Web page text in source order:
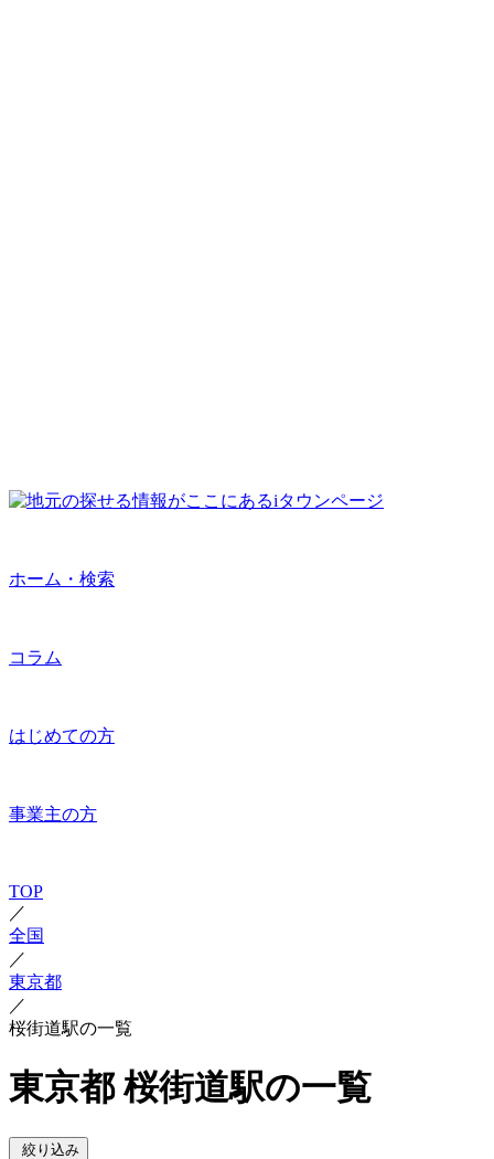
ホーム・検索
コラム
はじめての方
事業主の方
TOP
／
全国
／
東京都
／
桜街道駅の一覧
東京都 桜街道駅の一覧
絞り込み